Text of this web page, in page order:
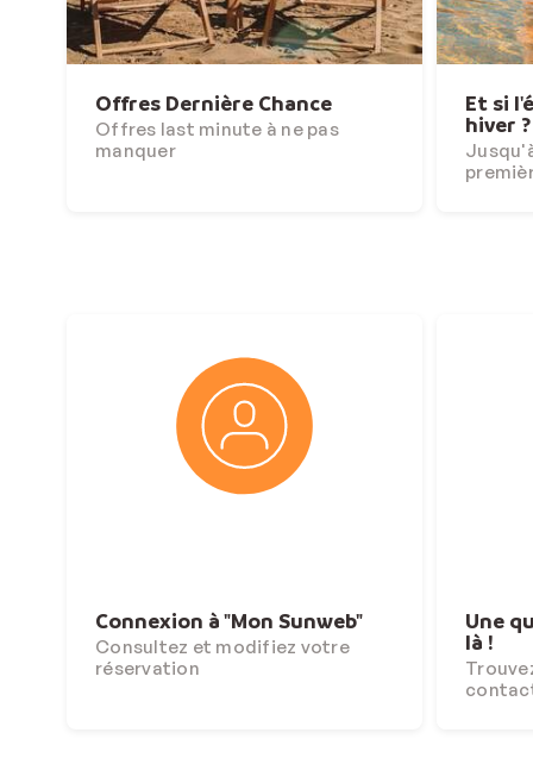
Offres Dernière Chance
Offres last minute à ne pas
manquer
Et si
hiver ?
Connexion à "Mon Sunweb"
Consultez et modifiez votre
réservation
Une
là !